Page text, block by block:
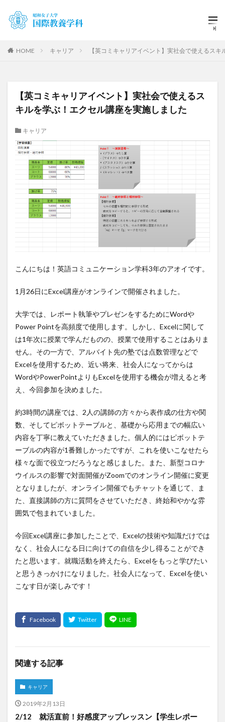
HOME キャリア 【英コミキャリアイベント】実社会で使えるス
【英コミキャリアイベント】実社会で使えるス
キルを学ぶ！エクセル講座を実施しました
キャリア
こんにちは！英語コミュニケーション学科3年のアオイです。
1月26日にExcel講座がオンラインで開催されました。
大学では、レポート執筆やプレゼンをするためにWordや
Power Pointを高頻度で使用します。しかし、Excelに関して
は1年次に授業で学んだものの、授業で使用することはありま
せん。その一方で、アルバイト先の塾では点数管理などで
Excelを使用するため、近い将来、社会人になってからは
WordやPowerPointよりもExcelを使用する機会が増えると考
え、今回参加を決めました。
約3時間の講座では、2人の講師の方々から表作成の仕方や関
数、そしてピボットテーブルと、基礎から応用までの幅広い
内容を丁寧に教えていただきました。個人的にはピボットテ
ーブルの内容が1番難しかったですが、これを使いこなせたら
様々な面で役立つだろうなと感じました。また、新型コロナ
ウイルスの影響で対面開催がZoomでのオンライン開催に変更
となりましたが、オンライン開催でもチャットを通じて、ま
た、直接講師の方に質問をさせていただき、終始和やかな雰
囲気で包まれていました。
今回Excel講座に参加したことで、Excelの技術や知識だけでは
なく、社会人になる日に向けての自信を少し得ることができ
たと思います。就職活動を終えたら、Excelをもっと学びたい
と思うきっかけになりました。社会人になって、Excelを使い
こなす日が楽しみです！
関連する記事
キャリア
2019年2月13日
2/12 就活直前！好感度アップレッスン【学生レポー